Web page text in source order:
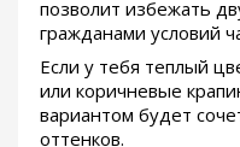
позволит избежать
гражданами условий
Если у тебя теплый
или коричневые
вариантом будет
оттенков.